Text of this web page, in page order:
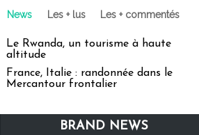
News Les + lus Les + commentés
Le Rwanda, un tourisme à haute
altitude
France, Italie : randonnée dans le
Mercantour frontalier
BRAND NEWS